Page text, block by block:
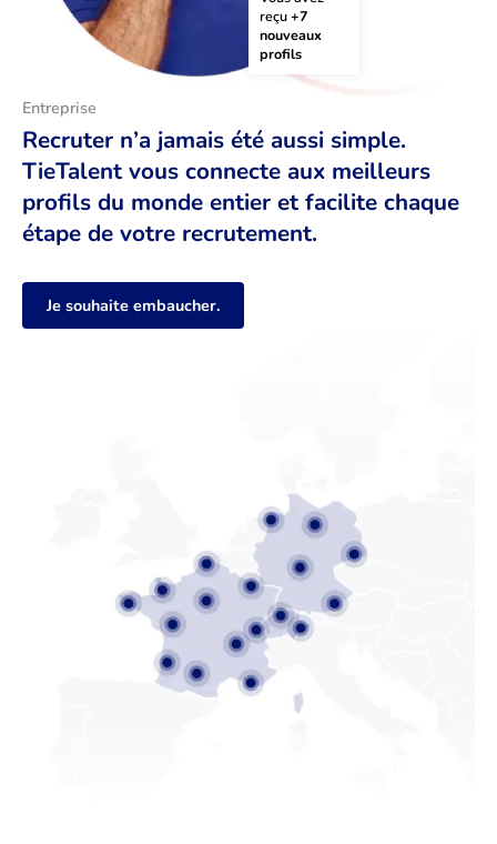
reçu +7
nouveaux
profils
Entreprise
Recruter n’a jamais été aussi simple.
TieTalent vous connecte aux meilleurs
profils du monde entier et facilite chaque
étape de votre recrutement.
Je souhaite embaucher.